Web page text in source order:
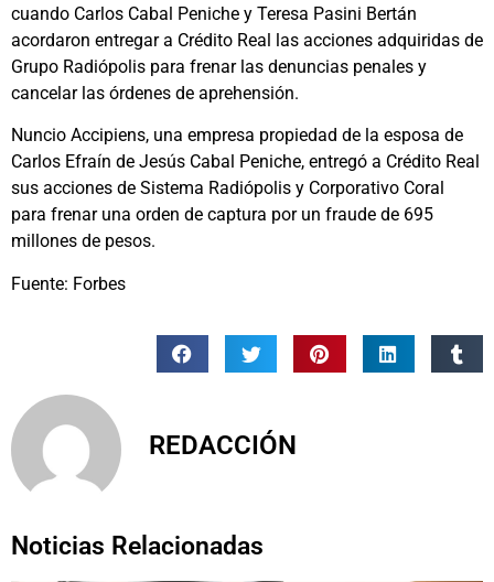
cuando Carlos Cabal Peniche y Teresa Pasini Bertán
acordaron entregar a Crédito Real las acciones adquiridas de
Grupo Radiópolis para frenar las denuncias penales y
cancelar las órdenes de aprehensión.
Nuncio Accipiens, una empresa propiedad de la esposa de
Carlos Efraín de Jesús Cabal Peniche, entregó a Crédito Real
sus acciones de Sistema Radiópolis y Corporativo Coral
para frenar una orden de captura por un fraude de 695
millones de pesos.
Fuente: Forbes
REDACCIÓN
Noticias Relacionadas